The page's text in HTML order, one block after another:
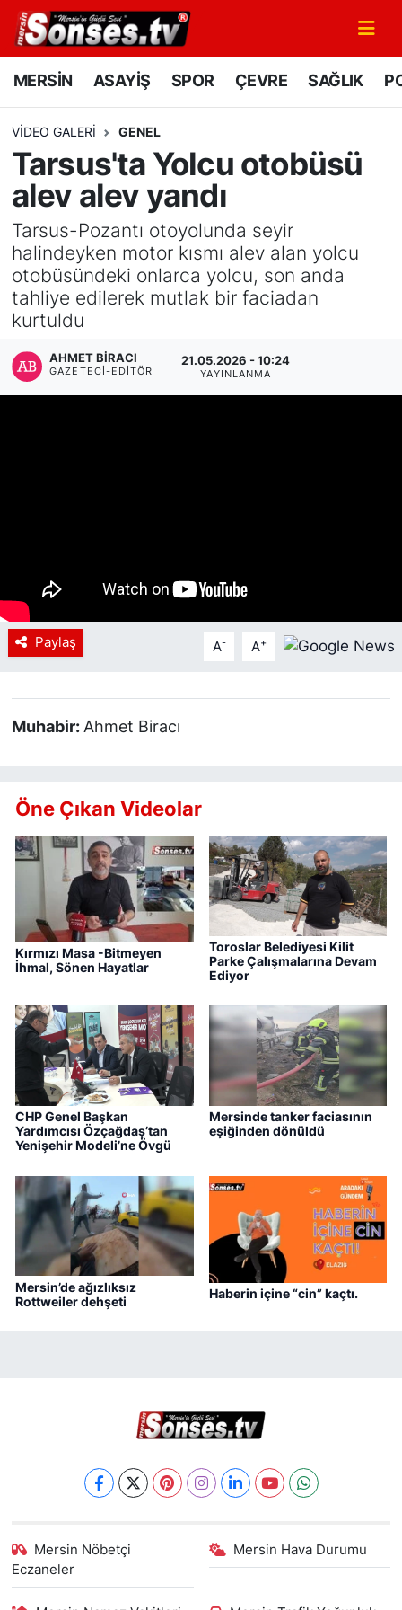
MERSİN ASAYİŞ SPOR ÇEVRE SAĞLIK
VIDEO GALERI GENEL
Tarsus'ta Yolcu otobüsü
alev alev yandı
Tarsus-Pozantı otoyolunda seyir
halindeyken motor kısmı alev alan yolcu
otobüsündeki onlarca yolcu, son anda
tahliye edilerek mutlak bir faciadan
kurtuldu
AHMET BIRACI
GAZETECI-EDITÖR
21.05.2026 - 10:24
YAYINLANMA
Paylaş A- A+
Muhabir:Ahmet Biracı
Öne Çıkan Videolar
Kırmızı Masa -Bitmeyen
İhmal, Sönen Hayatlar
Toroslar Belediyesi Kilit
Parke Çalışmalarına Devam
Ediyor
CHP Genel Başkan
Yardımcısı Özçağdaş’tan
Yenişehir Modeli’ne Övgü
Mersinde tanker faciasının
eşiğinden dönüldü
Mersin’de ağızlıksız
Rottweiler dehşeti
Haberin içine “cin” kaçtı.
Mersin Nöbetçi
Eczaneler
Mersin Hava Durumu
MERSİN
SPOR
GÜNÜN MANŞETİ
DÜNYA
KÜLTÜR - SANAT
Mersin Nöbetçi Eczaneler
Mersin Namaz Vakitleri
Mersin Trafik Yoğunluk Haritası
Süper Lig Puan Durumu ve Fikstür
Tüm Manşetler